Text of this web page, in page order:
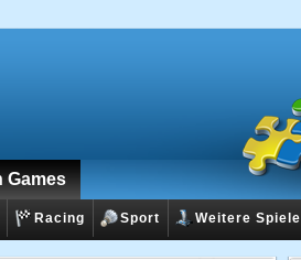
Games
Racing Sport Weitere Spiele